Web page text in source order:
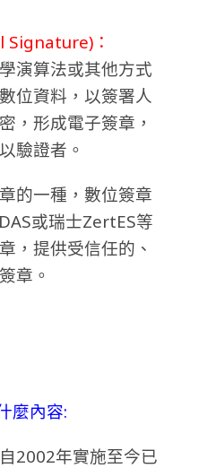
Signature)：
演算法或其他方式
位資料，以簽署人
，形成電子簽章，
驗證者。
的一種，數位簽章
或瑞士ZertES等
，提供受信任的、
章。
麼內容:
2002年實施至今已